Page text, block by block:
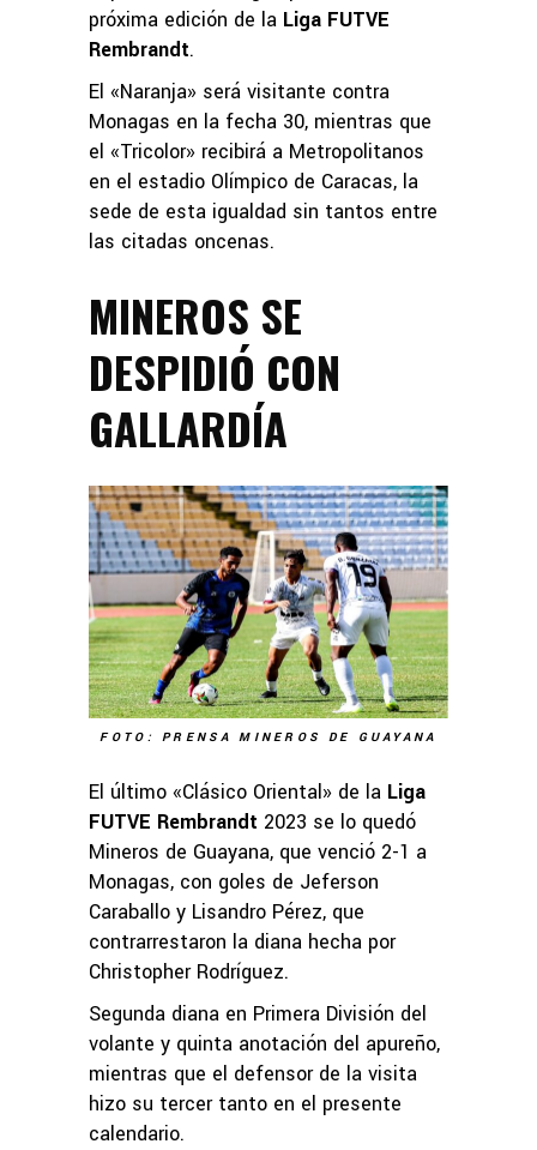
próxima edición de la Liga FUTVE
Rembrandt.
El «Naranja» será visitante contra
Monagas en la fecha 30, mientras que
el «Tricolor» recibirá a Metropolitanos
en el estadio Olímpico de Caracas, la
sede de esta igualdad sin tantos entre
las citadas oncenas.
MINEROS SE
DESPIDIÓ CON
GALLARDÍA
FOTO: PRENSA MINEROS DE GUAYANA
El último «Clásico Oriental» de la Liga
FUTVE Rembrandt 2023 se lo quedó
Mineros de Guayana, que venció 2-1 a
Monagas, con goles de Jeferson
Caraballo y Lisandro Pérez, que
contrarrestaron la diana hecha por
Christopher Rodríguez.
Segunda diana en Primera División del
volante y quinta anotación del apureño,
mientras que el defensor de la visita
hizo su tercer tanto en el presente
calendario.